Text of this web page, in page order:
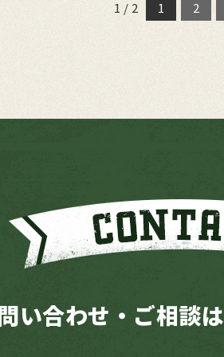
1 / 2 1 2
い合わせ・ご相談は